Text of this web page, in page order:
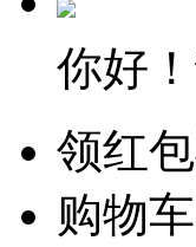
你好
领红
购物车